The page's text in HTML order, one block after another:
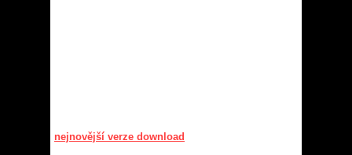
nejnovější verze download